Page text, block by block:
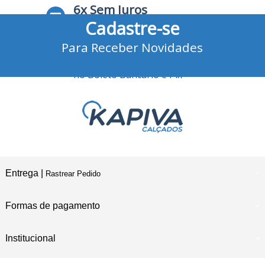
6x Sem Juros
no Cartão de Crédito
no Boleto Bancário e Pix
Cadastre-se
Para Receber Novidades
Entrega | Rastrear Pedido
Formas de pagamento
Institucional